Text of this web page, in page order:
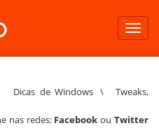
Dicas de Windows \ Tweaks,
nas redes: Facebook ouTwitter